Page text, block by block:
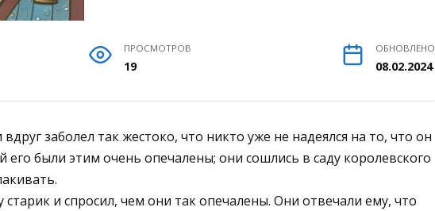
ПРОСМОТРОВ
19
ОБНОВЛЕНО
08.02.2024
заболел так жестоко, что никто уже не надеялся на то, что он
были этим очень опечалены; они сошлись в саду королевского
старик и спросил, чем они так опечалены. Они отвечали ему, что